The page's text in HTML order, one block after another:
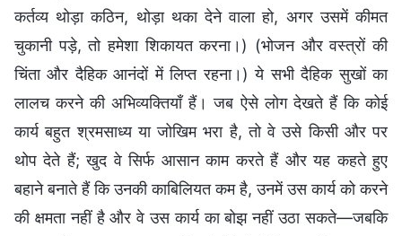
कर्तव्य थोड़ा कठिन, थोड़ा थका देने वाला हो, अगर उसमें कीमत
चुकानी पड़े, तो हमेशा शिकायत करना।) (भोजन और वस्त्रों की
चिंता और दैहिक आनंदों में लिप्त रहना।) ये सभी दैहिक सुखों का
लालच करने की अभिव्यक्तियाँ हैं। जब ऐसे लोग देखते हैं कि कोई
कार्य बहुत श्रमसाध्य या जोखिम भरा है, तो वे उसे किसी और पर
थोप देते हैं; खुद वे सिर्फ आसान काम करते हैं और यह कहते हुए
बहाने बनाते हैं कि उनकी काबिलियत कम है, उनमें उस कार्य को करने
की क्षमता नहीं है और वे उस कार्य का बोझ नहीं उठा सकते—जबकि